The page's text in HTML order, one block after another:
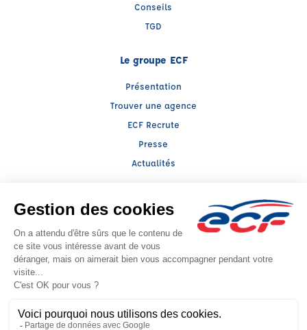
Conseils
TGD
Le groupe ECF
Présentation
Trouver une agence
ECF Recrute
Presse
Actualités
Facebook (nouvelle fenêtre)
Instagram (nouvelle fenêtre)
LinkedIn (nouvelle fenêtre)
YouTube (nouvelle fenêtre)
TikTok (nouvelle
Raison sociale : ARAVIS AUTO ECOLE - Capital social: 18659€
SIREN: 400611505 - Numéro de TVA intracommunautaire: FR65400611505
Agrément n°E1607400060